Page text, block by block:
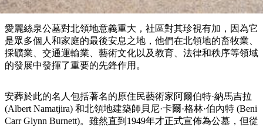
戶
外
地
區
薦
榜
單
規
劃
您
的
旅
訊
規
劃
工
具
愛麗絲泉公墓對北領地意義重大，社區對其珍視有加，因為它
是眾多個人和家庭的最後安息之地，他們在北領地的畜牧業、
採礦業、交通運輸業、藝術文化以及教育、法律和秩序等領域
的發展中發揮了重要的先鋒作用。
安葬於此的名人包括著名的原住民藝術家阿爾伯特·納馬吉拉
(Albert Namatjira) 和北領地建築師貝尼·卡爾·格林·伯內特 (Beni
Carr Glynn Burnett)。雖然直到1949年才正式宣佈為公墓，但從